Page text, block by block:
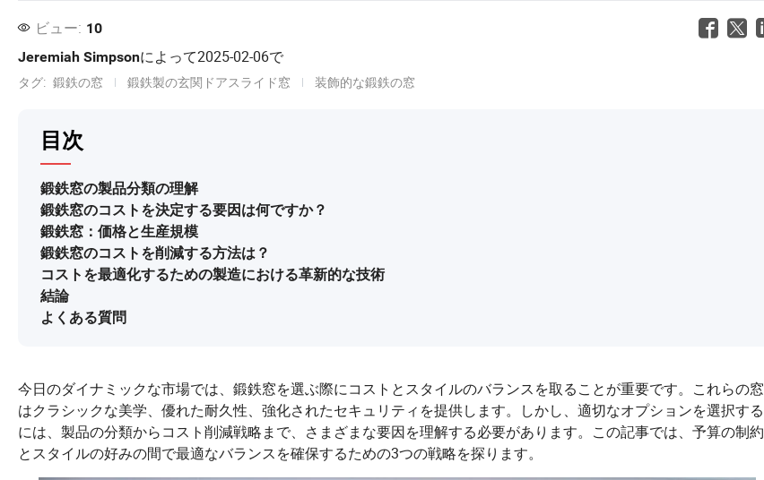
ビュー: 10
Jeremiah Simpsonによって2025-02-06で
タグ: 鍛鉄の窓 鍛鉄製の玄関ドアスライド窓 装飾的な鍛鉄の窓
目次
鍛鉄窓の製品分類の理解
鍛鉄窓のコストを決定する要因は何ですか？
鍛鉄窓：価格と生産規模
鍛鉄窓のコストを削減する方法は？
コストを最適化するための製造における革新的な技術
結論
よくある質問
今日のダイナミックな市場では、鍛鉄窓を選ぶ際にコストとスタイルのバランスを取ることが重要です。これらの窓
はクラシックな美学、優れた耐久性、強化されたセキュリティを提供します。しかし、適切なオプションを選択する
には、製品の分類からコスト削減戦略まで、さまざまな要因を理解する必要があります。この記事では、予算の制約
とスタイルの好みの間で最適なバランスを確保するための3つの戦略を探ります。